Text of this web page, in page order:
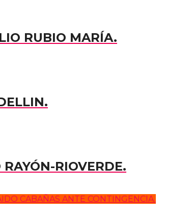
RUBIO MARÍA.
RIOVERDE.
CABAÑAS ANTE CONTINGENCIA.